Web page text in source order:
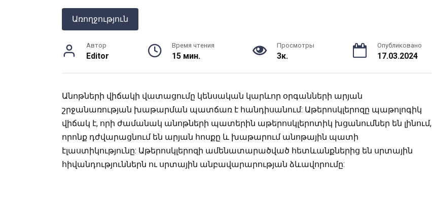
Առողջություն
Автор
Editor
Время чтения
15 мин.
Просмотры
3к.
Опубликовано
17.03.2024
Անոթների վիճակի վատացումը կենսական կարևոր օրգանների արյան
շրջանառության խաթարման պատճառ է հանդիսանում: Աթերոսկլերոզը պաթոլոգիկ
վիճակ է, որի ժամանակ անոթների պատերին աթերոսկլերոտիկ խցանումներ են լինում,
որոնք դժվարացնում են արյան հոսքը և խաթարում անոթային պատի
էլաստիկությունը: Աթերոսկլերոզի ամենատարածված հետևանքներից են սրտային
հիվանդություններն ու սրտային անբավարարության ձևավորումը: